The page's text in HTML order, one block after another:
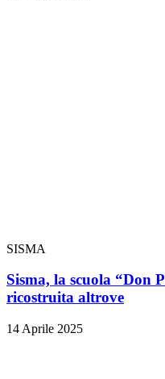
SISMA
Sisma, la scuola “Don
ricostruita altrove
14 Aprile 2025